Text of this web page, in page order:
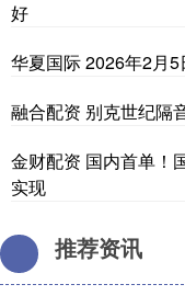
好
华夏国际 2026年2月
融合配资 别克世纪隔
金财配资 国内首单！
实现
推荐资讯